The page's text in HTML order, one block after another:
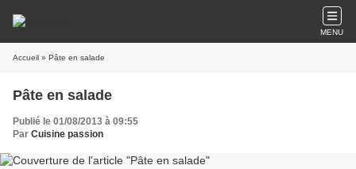
MENU
Accueil » Pâte en salade
Pâte en salade
Publié le 01/08/2013 à 09:55
Par Cuisine passion